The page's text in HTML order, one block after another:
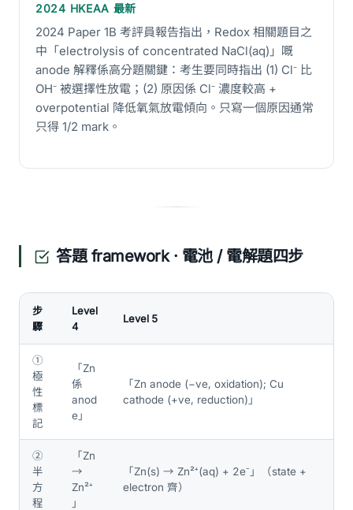
2024 HKEAA 最新
2024 Paper 1B 考評員報告指出，Redox 相關題目之
中「electrolysis of concentrated NaCl(aq)」嘅
anode 解釋係高分題關鍵：考生要同時指出 (1) Cl⁻ 比
OH⁻ 被選擇性放電；(2) 原因係 Cl⁻ 濃度較高 +
overpotential 降低氧氣放電傾向。只寫一個原因通常
只得 1/2 mark。
答題 framework · 電池 / 電解題四步
步
驟
Level
4
Level 5
①
極
性
標
記
「Zn
係
anod
e」
「Zn anode (−ve, oxidation); Cu
cathode (+ve, reduction)」
②
半
方
程
「Zn
→
Zn²⁺
」
「Zn(s) → Zn²⁺(aq) + 2e⁻」（state +
electron 齊）